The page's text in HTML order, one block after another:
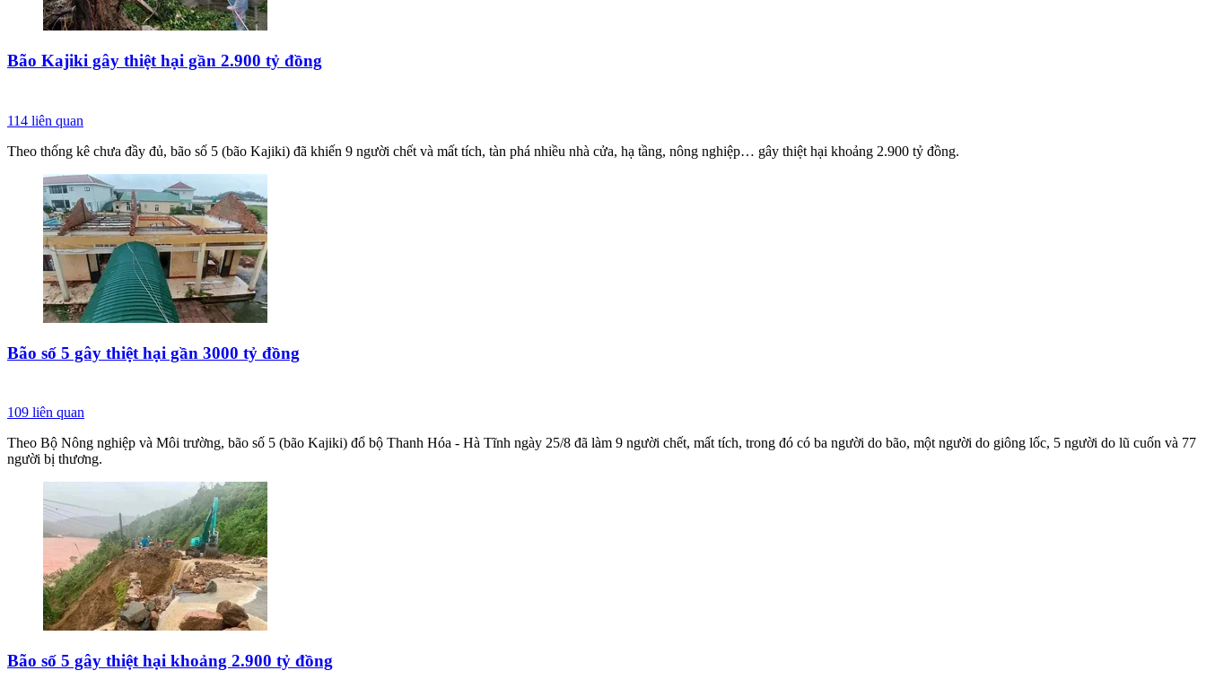
Bão Kajiki gây thiệt hại gần 2.900 tỷ đồng
114 liên quan
Theo thống kê chưa đầy đủ, bão số 5 (bão Kajiki) đã khiến 9 người chết và mất tích, tàn phá nhiều nhà cửa, hạ tầng, nông nghiệp… gây thiệt hại khoảng 2.900 tỷ đồng.
Bão số 5 gây thiệt hại gần 3000 tỷ đồng
109 liên quan
Theo Bộ Nông nghiệp và Môi trường, bão số 5 (bão Kajiki) đổ bộ Thanh Hóa - Hà Tĩnh ngày 25/8 đã làm 9 người chết, mất tích, trong đó có ba người do bão, một người do giông lốc, 5 người do lũ cuốn và 77
người bị thương.
Bão số 5 gây thiệt hại khoảng 2.900 tỷ đồng